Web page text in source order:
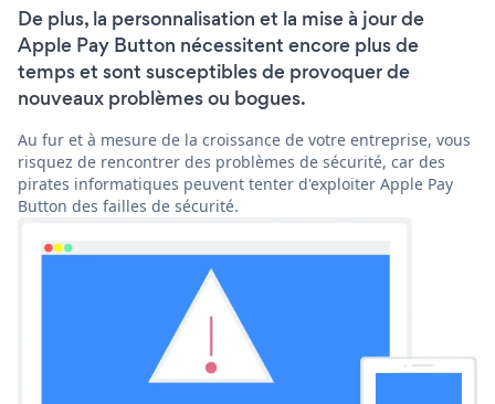
De plus, la personnalisation et la mise à jour de
Apple Pay Button nécessitent encore plus de
temps et sont susceptibles de provoquer de
nouveaux problèmes ou bogues.
Au fur et à mesure de la croissance de votre entreprise, vous
risquez de rencontrer des problèmes de sécurité, car des
pirates informatiques peuvent tenter d'exploiter Apple Pay
Button des failles de sécurité.